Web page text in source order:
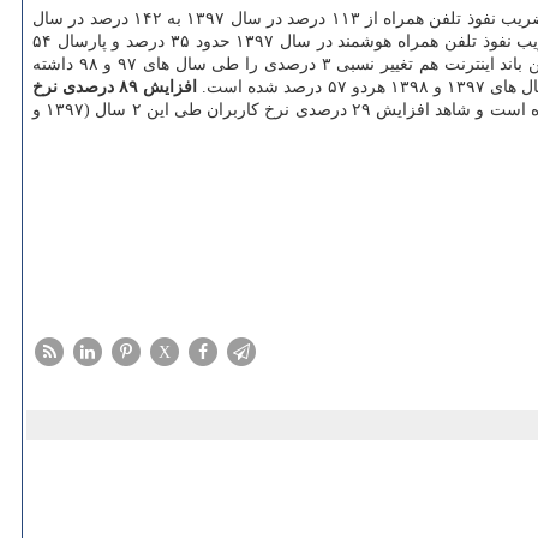
به گزارش پارس آی سی تی به نقل از وزارت صنعت، معدن و تجارت، علی رهبری، در مورد تأمین زیرساخت تجارت الکترونیکی کشور، اظهار داشت: ضریب نفوذ تلفن همراه از ۱۱۳ درصد در سال ۱۳۹۷ به ۱۴۲ درصد در سال
۱۳۹۸ رسیده است و افزایش نسبی ۲۵ درصدی را طی این ۲ سال تجربه نمود. وی در مورد ضریب نفوذ تلفن همراه هوشمند، هم خاطرنشان کرد: ضریب نفوذ تلفن همراه هوشمند در سال ۱۳۹۷ حدود ۳۵ درصد و پارسال ۵۴
درصد بوده است که در این شاخص هم با تغییر نسبی ۵۴ درصدی مواجه بودیم. رئیس مرکز توسعه تجارت الکترونیکی با اشاره به اینکه ضریب نفوذ پهن باند اینترنت هم تغییر نسبی ۳ درصدی را طی سال های ۹۷ و ۹۸ داشته
افزایش ۸۹ درصدی نرخ
وی نرخ کاربران اینترنت را هم در سال ۱۳۹۷ حدود ۶۹ درصد اعلام نمود و اضافه کرد: نرخ کاربران پارسال ۸۹ درصد بوده است و شاهد افزایش ۲۹ درصدی نرخ کاربران طی این ۲ سال (۱۳۹۷ و
X